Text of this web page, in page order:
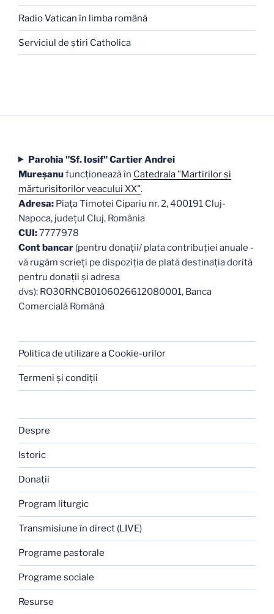
Radio Vatican în limba română
Serviciul de ştiri Catholica
Parohia "Sf. Iosif" Cartier Andrei
Mureşanufuncţionează în Catedrala "Martirilor şi
mărturisitorilor veacului XX".
Adresa: Piaţa Timotei Cipariu nr. 2, 400191 Cluj-
Napoca, judeţul Cluj, România
CUI:7777978
Cont bancar (pentru donații/ plata contribuției anuale -
vă rugăm scrieți pe dispoziția de plată destinația dorită
pentru donații și adresa
dvs): RO30RNCB0106026612080001, Banca
Comercială Română
Politica de utilizare a Cookie-urilor
Termeni şi condiţii
Despre
Istoric
Donaţii
Program liturgic
Transmisiune în direct (LIVE)
Programe pastorale
Programe sociale
Resurse